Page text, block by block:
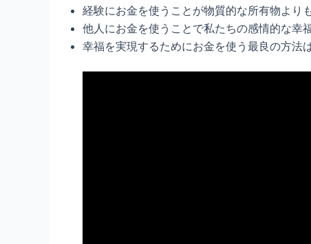
経験にお金を使うことが物質的な所有物より
他人にお金を使うことで私たちの感情的な幸
幸福を実現するためにお金を使う最良の方法